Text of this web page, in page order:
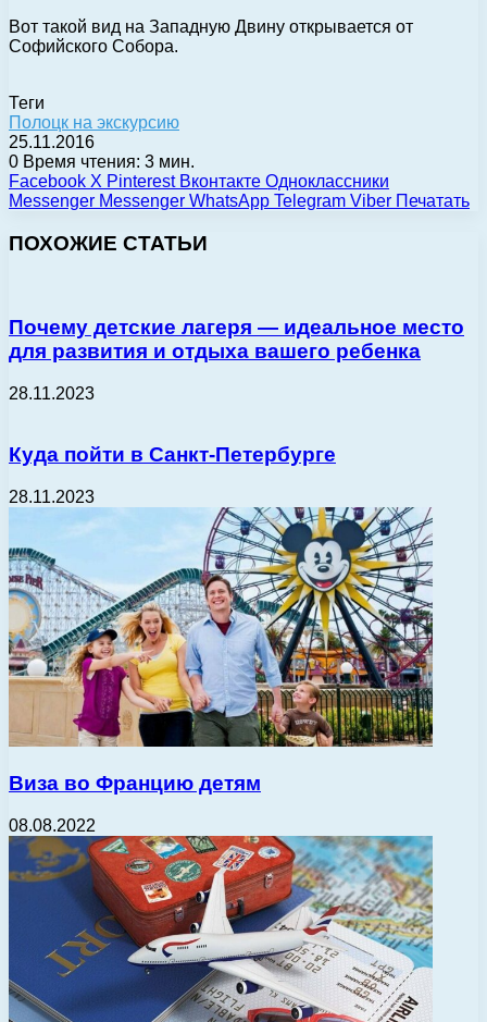
Вот такой вид на Западную Двину открывается от
Софийского Собора.
Теги
Полоцк на экскурсию
25.11.2016
0 Время чтения: 3 мин.
Facebook X Pinterest Вконтакте Одноклассники
Messenger Messenger WhatsApp Telegram Viber Печатать
ПОХОЖИЕ СТАТЬИ
Почему детские лагеря — идеальное место
для развития и отдыха вашего ребенка
28.11.2023
Куда пойти в Санкт-Петербурге
28.11.2023
Виза во Францию детям
08.08.2022